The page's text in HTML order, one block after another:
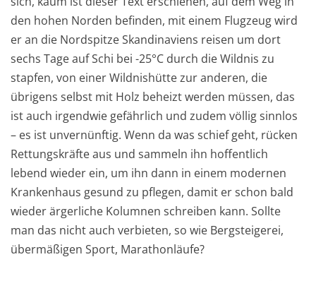
den hohen Norden befinden, mit einem Flugzeug wird
er an die Nordspitze Skandinaviens reisen um dort
sechs Tage auf Schi bei -25°C durch die Wildnis zu
stapfen, von einer Wildnishütte zur anderen, die
übrigens selbst mit Holz beheizt werden müssen, das
ist auch irgendwie gefährlich und zudem völlig sinnlos
– es ist unvernünftig. Wenn da was schief geht, rücken
Rettungskräfte aus und sammeln ihn hoffentlich
lebend wieder ein, um ihn dann in einem modernen
Krankenhaus gesund zu pflegen, damit er schon bald
wieder ärgerliche Kolumnen schreiben kann. Sollte
man das nicht auch verbieten, so wie Bergsteigerei,
übermäßigen Sport, Marathonläufe?